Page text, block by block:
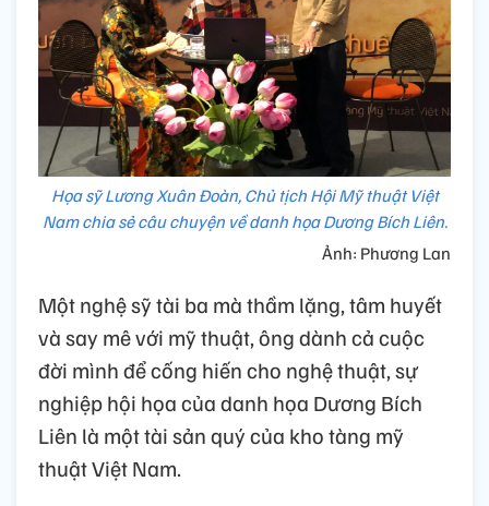
Họa sỹ Lương Xuân Đoàn, Chủ tịch Hội Mỹ thuật Việt
Nam chia sẻ câu chuyện về danh họa Dương Bích Liên.
Ảnh: Phương Lan
Một nghệ sỹ tài ba mà thầm lặng, tâm huyết
và say mê với mỹ thuật, ông dành cả cuộc
đời mình để cống hiến cho nghệ thuật, sự
nghiệp hội họa của danh họa Dương Bích
Liên là một tài sản quý của kho tàng mỹ
thuật Việt Nam.